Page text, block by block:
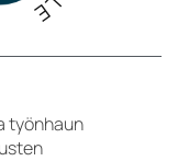
työnhaun